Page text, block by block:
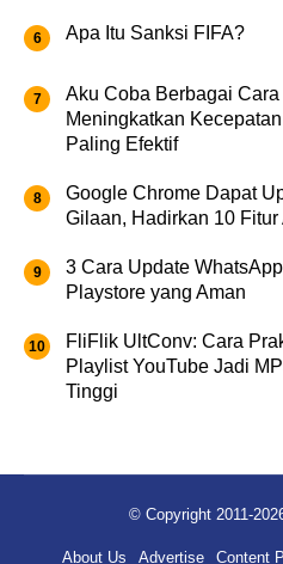
Apa Itu Sanksi FIFA?
Aku Coba Berbagai Cara
Meningkatkan
Paling Efektif
Google Chrome Dapat
Gilaan, Hadirkan 10 Fitur
3 Cara Update
Playstore yang Aman
FliFlik UltConv: Cara
Playlist YouTube Jadi
Tinggi
© Copyright 2011-
About Us Advertise Content